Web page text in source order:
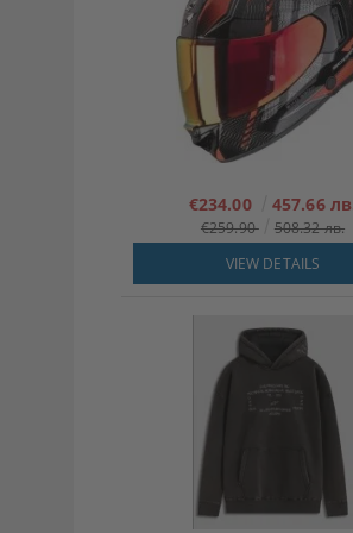
€234.00 457.66
€259.90
508.32 лв.
VIEW DETAILS